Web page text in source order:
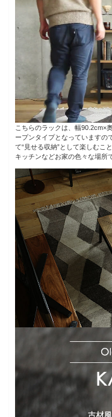
こちらのラックは、幅90.2cm×
ープンタイプとなっていますの
て“見せる収納”として楽しむこ
キッチンなどお家の色々な場所